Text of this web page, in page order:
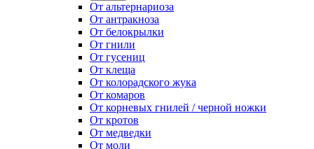
От альтернариоза
От антракноза
От белокрылки
От гнили
От гусениц
От клеща
От колорадского жука
От комаров
От корневых гнилей / черной ножки
От кротов
От медведки
От моли